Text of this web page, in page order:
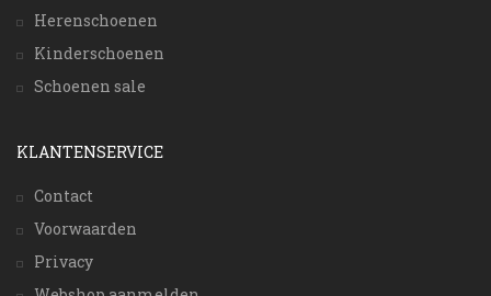
Herenschoenen
Kinderschoenen
Schoenen sale
KLANTENSERVICE
Contact
Voorwaarden
Privacy